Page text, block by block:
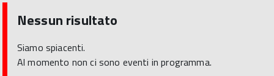
Nessun risultato
Siamo spiacenti.
Al momento non ci sono eventi in programma.